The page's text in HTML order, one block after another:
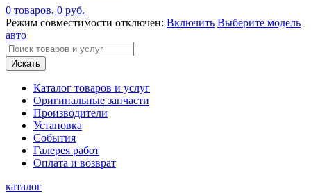
0 товаров, 0 руб.
Режим совместимости отключен: Включить Выберите модель
авто
Искать
Каталог товаров и услуг
Оригинальные запчасти
Производители
Установка
События
Галерея работ
Оплата и возврат
каталог